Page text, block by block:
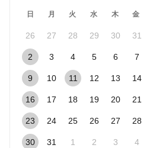
日 月 火 水 木 金
26 27 28 29 30 31
2 3 4 5 6 7
9 10 11 12 13 14
16 17 18 19 20 21
23 24 25 26 27 28
30 31 1 2 3 4